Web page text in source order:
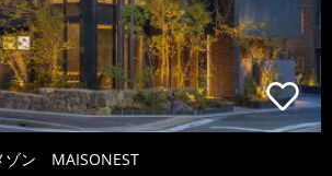
ン MAISONEST